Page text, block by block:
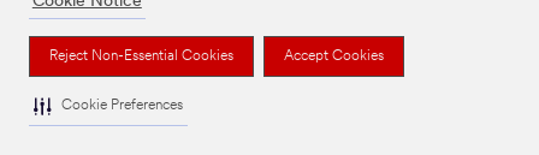
Reject Non-Essential Cookies Accept Cookies
Cookie Preferences